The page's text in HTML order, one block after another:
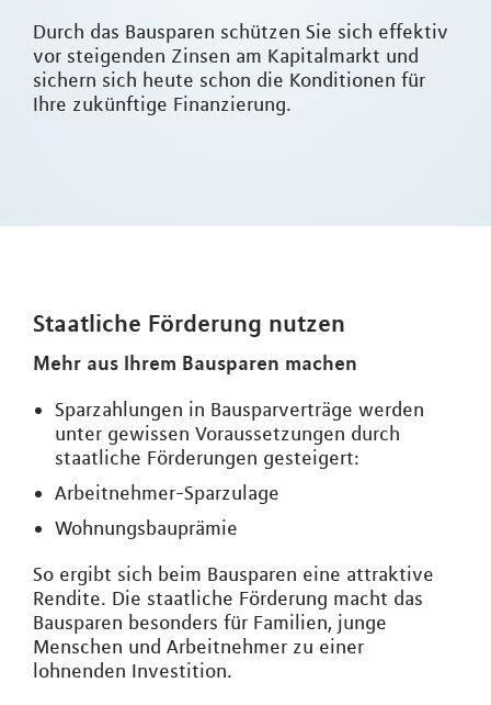
Durch das Bausparen schützen Sie sich effektiv
vor steigenden Zinsen am Kapitalmarkt und
sichern sich heute schon die Konditionen für
Ihre zukünftige Finanzierung.
Staatliche Förderung nutzen
Mehr aus Ihrem Bausparen machen
Sparzahlungen in Bausparverträge werden
unter gewissen Voraussetzungen durch
staatliche Förderungen gesteigert:
Arbeitnehmer-Sparzulage
Wohnungsbauprämie
So ergibt sich beim Bausparen eine attraktive
Rendite. Die staatliche Förderung macht das
Bausparen besonders für Familien, junge
Menschen und Arbeitnehmer zu einer
lohnenden Investition.